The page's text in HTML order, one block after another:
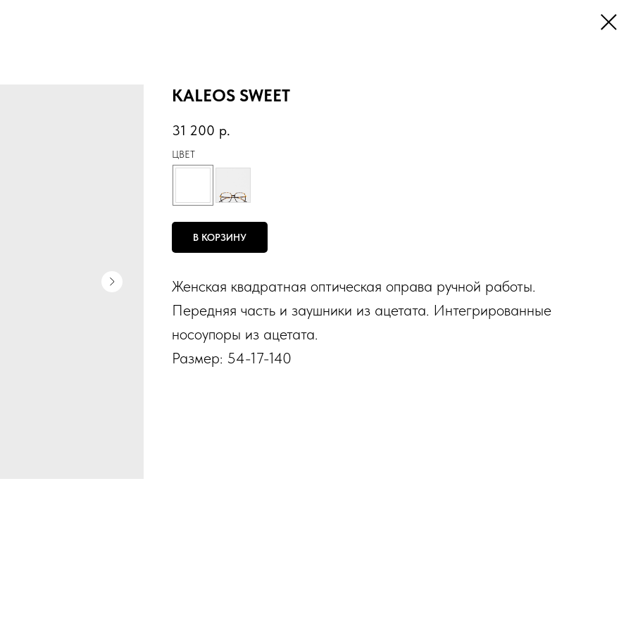
KALEOS SWEET
31 200 р.
ЦВЕТ
В КОРЗИНУ
Женская квадратная оптическая оправа ручной работы.
Передняя часть и заушники из ацетата. Интегрированные
носоупоры из ацетата.
Размер: 54-17-140